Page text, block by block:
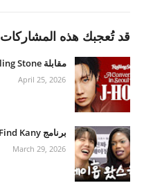
قد تُعجبك هذه المشاركات
مقابلة Rolling Stone مع جايهوب مترجمة للعربية
April 25, 2026
برنامج Find Kany مع جايهوب مترجمة للعربية
March 29, 2026